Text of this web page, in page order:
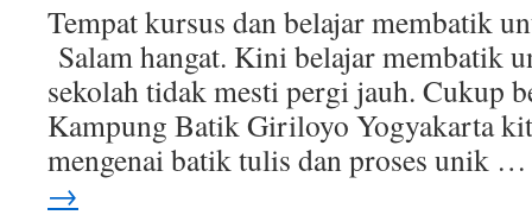
Tempat kursus dan belajar membatik
Salam hangat. Kini belajar membatik
sekolah tidak mesti pergi jauh. Cukup
Kampung Batik Giriloyo Yogyakarta
mengenai batik tulis dan proses unik
→